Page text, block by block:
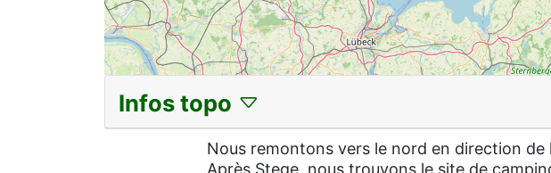
Infos topo
Nous remontons vers le nord en direction
Après Stege, nous trouvons le site de